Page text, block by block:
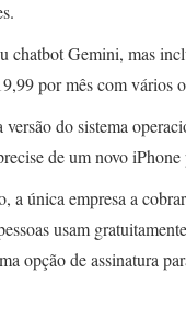
chatbot Gemini, mas
por mês com vários
do sistema
de um novo
única empresa a
usam
opção de assinatura